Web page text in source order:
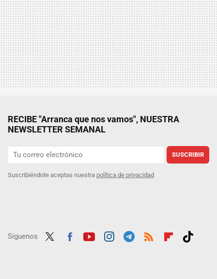
RECIBE "Arranca que nos vamos", NUESTRA
NEWSLETTER SEMANAL
SUSCRIBIR
Suscribiéndote aceptas nuestra política de privacidad
Síguenos